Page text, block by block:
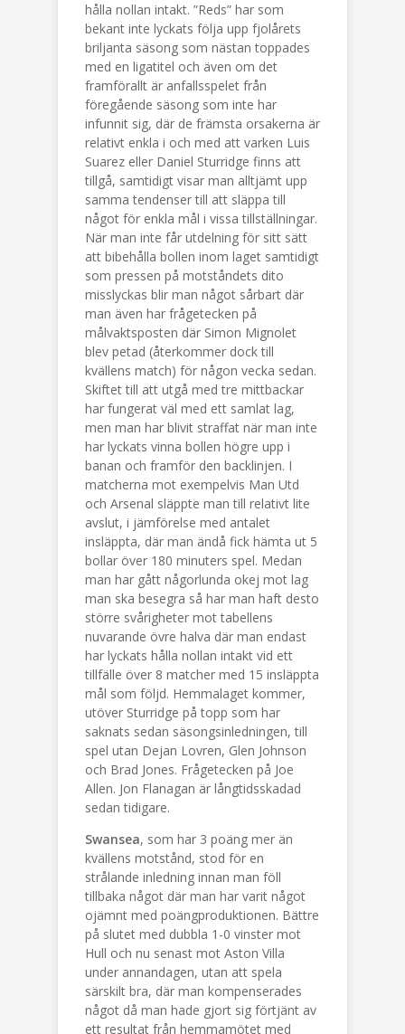
hålla nollan intakt. ”Reds” har som
bekant inte lyckats följa upp fjolårets
briljanta säsong som nästan toppades
med en ligatitel och även om det
framförallt är anfallsspelet från
föregående säsong som inte har
infunnit sig, där de främsta orsakerna är
relativt enkla i och med att varken Luis
Suarez eller Daniel Sturridge finns att
tillgå, samtidigt visar man alltjämt upp
samma tendenser till att släppa till
något för enkla mål i vissa tillställningar.
När man inte får utdelning för sitt sätt
att bibehålla bollen inom laget samtidigt
som pressen på motståndets dito
misslyckas blir man något sårbart där
man även har frågetecken på
målvaktsposten där Simon Mignolet
blev petad (återkommer dock till
kvällens match) för någon vecka sedan.
Skiftet till att utgå med tre mittbackar
har fungerat väl med ett samlat lag,
men man har blivit straffat när man inte
har lyckats vinna bollen högre upp i
banan och framför den backlinjen. I
matcherna mot exempelvis Man Utd
och Arsenal släppte man till relativt lite
avslut, i jämförelse med antalet
insläppta, där man ändå fick hämta ut 5
bollar över 180 minuters spel. Medan
man har gått någorlunda okej mot lag
man ska besegra så har man haft desto
större svårigheter mot tabellens
nuvarande övre halva där man endast
har lyckats hålla nollan intakt vid ett
tillfälle över 8 matcher med 15 insläppta
mål som följd. Hemmalaget kommer,
utöver Sturridge på topp som har
saknats sedan säsongsinledningen, till
spel utan Dejan Lovren, Glen Johnson
och Brad Jones. Frågetecken på Joe
Allen. Jon Flanagan är långtidsskadad
sedan tidigare.
Swansea, som har 3 poäng mer än
kvällens motstånd, stod för en
strålande inledning innan man föll
tillbaka något där man har varit något
ojämnt med poängproduktionen. Bättre
på slutet med dubbla 1-0 vinster mot
Hull och nu senast mot Aston Villa
under annandagen, utan att spela
särskilt bra, där man kompenserades
något då man hade gjort sig förtjänt av
ett resultat från hemmamötet med